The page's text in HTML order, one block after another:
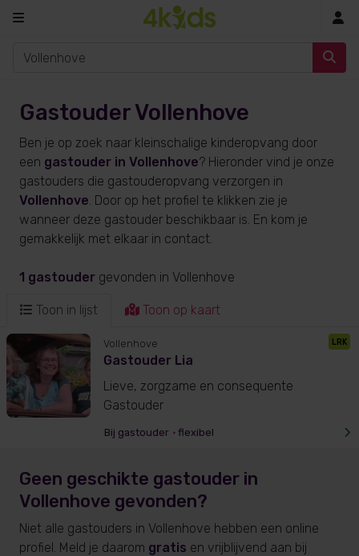
Gastouder Vollenhove
Ben je op zoek naar kleinschalige kinderopvang door
een gastouder in Vollenhove? Hieronder vind je onze
gastouders die gastouderopvang verzorgen in
Vollenhove. Door op het profiel te klikken zie je
wanneer deze gastouder beschikbaar is. En kom je
gemakkelijk met elkaar in contact.
1 gastouder gevonden in Vollenhove
Toon in lijst Toon op kaart
LRK
Vollenhove
Gastouder Lia
Lieve, zorgzame en consequente
Gastouder
Bij gastouder •flexibel
Geen geschikte gastouder in
Vollenhove gevonden?
Niet alle gastouders in Vollenhove hebben een online
profiel. Meld je daarom gratis en vrijblijvend aan bij